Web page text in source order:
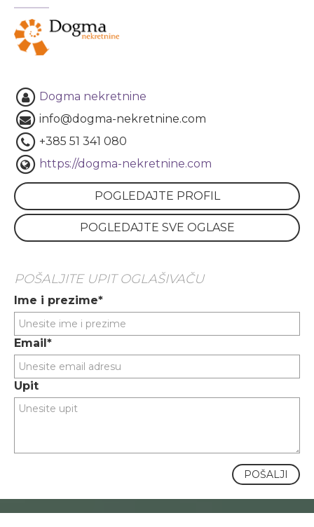
Dogma nekretnine
info@dogma-nekretnine.com
+385 51 341 080
https://dogma-nekretnine.com
POGLEDAJTE PROFIL
POGLEDAJTE SVE OGLASE
POŠALJITE UPIT OGLAŠIVAČU
Ime i prezime*
Email*
Upit
POŠALJI